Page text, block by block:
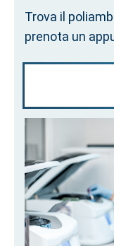
Trova il
prenota un